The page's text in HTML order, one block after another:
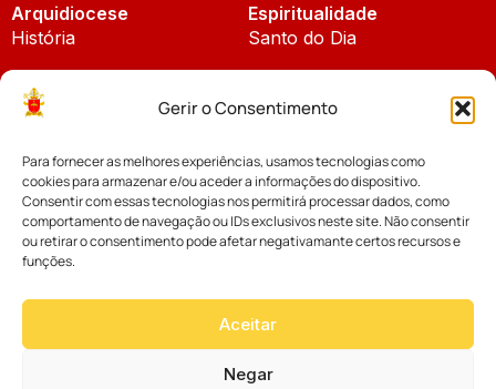
Gerir o Consentimento
Para fornecer as melhores experiências, usamos tecnologias como
cookies para armazenar e/ou aceder a informações do dispositivo.
Consentir com essas tecnologias nos permitirá processar dados, como
comportamento de navegação ou IDs exclusivos neste site. Não consentir
ou retirar o consentimento pode afetar negativamante certos recursos e
funções.
Aceitar
Negar
Arquidiocese
História
Padroeira
Espiritualidade
Santo do Dia
Notícias
Notícias da Arquidiocese
Notícias Cáritas
Palavra dos Bispos
Cúria Diocesana
Fundo Diocesano
Vicariatos da Educação
Eventos